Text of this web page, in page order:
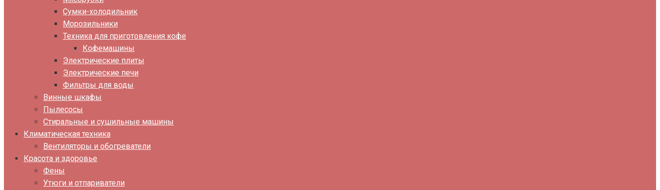
Сумки-холодильник
Морозильники
Техника для приготовления кофе
Кофемашины
Электрические плиты
Электрические печи
Фильтры для воды
Винные шкафы
Пылесосы
Стиральные и сушильные машины
Климатическая техника
Вентиляторы и обогреватели
Красота и здоровье
Фены
Утюги и отпариватели